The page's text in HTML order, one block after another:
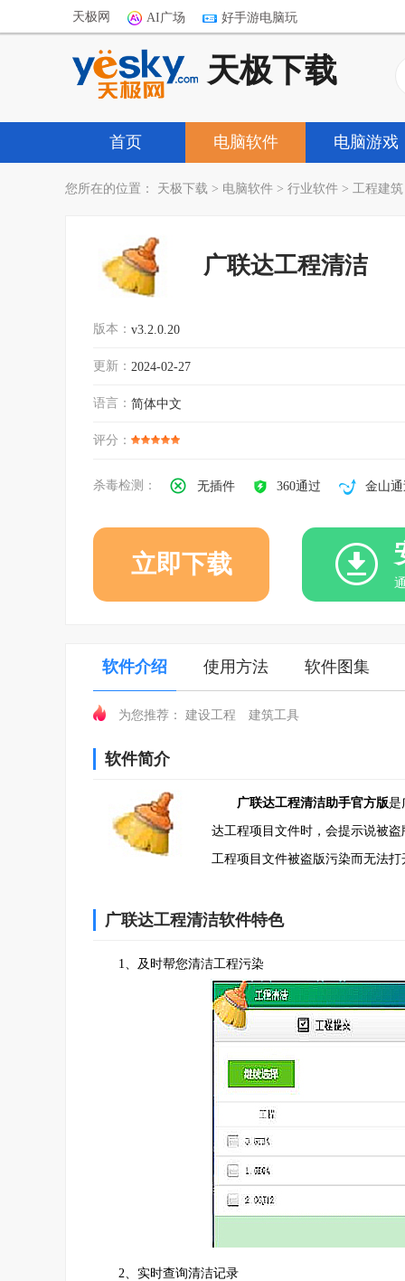
天极网 AI广场 好手游电脑玩
天极下载
首页 电脑软件 电脑游戏
您所在的位置： 天极下载 > 电脑软件 > 行业软件 > 工程建筑
广联达工程清洁
版本： v3.2.0.20
更新： 2024-02-27
语言： 简体中文
评分：
杀毒检测： 无插件 360通过 金山
立即下载
软件介绍 使用方法 软件图集
为您推荐： 建设工程 建筑工具
软件简介
广联达工程清洁助手官方版是
达工程项目文件时，会提示说被
工程项目文件被盗版污染而无法
广联达工程清洁软件特色
1、及时帮您清洁工程污染
2、实时查询清洁记录